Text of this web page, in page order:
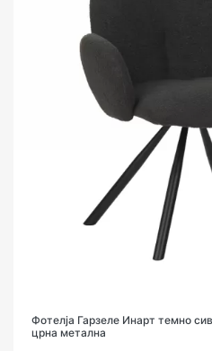
Фотелја Гарзеле Инарт темно
црна метална
Stonie фотелја букле ткаенина